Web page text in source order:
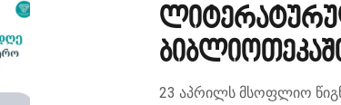
23 აპრილს მსოფლიო